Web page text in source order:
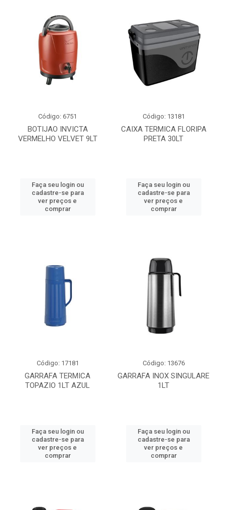
BOTIJAO INVICTA
VERMELHO VELVET 9LT
Código: 6751
Faça seu login ou
cadastre-se para
ver preços e
comprar
CAIXA TERMICA FLORIPA
PRETA 30LT
Código: 13181
Faça seu login ou
cadastre-se para
ver preços e
comprar
GARRAFA TERMICA
TOPAZIO 1LT AZUL
Código: 17181
Faça seu login ou
cadastre-se para
ver preços e
comprar
GARRAFA INOX SINGULARE
1LT
Código: 13676
Faça seu login ou
cadastre-se para
ver preços e
comprar